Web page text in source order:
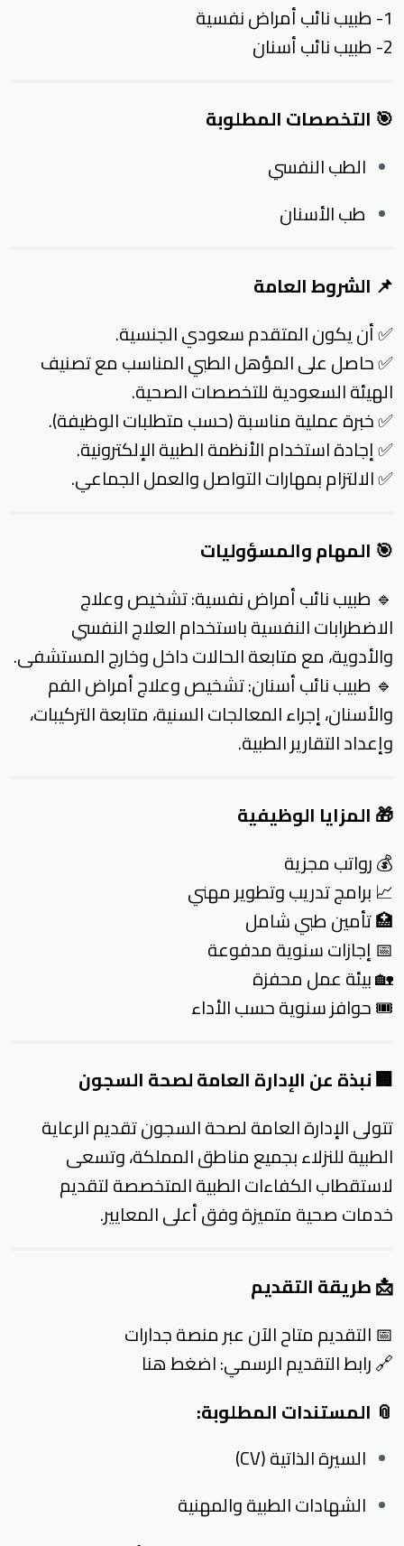
1- طبيب نائب أمراض نفسية
2- طبيب نائب أسنان
🎯 التخصصات المطلوبة
الطب النفسي
طب الأسنان
📌 الشروط العامة
✅ أن يكون المتقدم سعودي الجنسية.
✅ حاصل على المؤهل الطبي المناسب مع تصنيف
الهيئة السعودية للتخصصات الصحية.
✅ خبرة عملية مناسبة (حسب متطلبات الوظيفة).
✅ إجادة استخدام الأنظمة الطبية الإلكترونية.
✅ الالتزام بمهارات التواصل والعمل الجماعي.
🎯 المهام والمسؤوليات
🔹 طبيب نائب أمراض نفسية:تشخيص وعلاج
الاضطرابات النفسية باستخدام العلاج النفسي
والأدوية، مع متابعة الحالات داخل وخارج المستشفى.
🔹 طبيب نائب أسنان:تشخيص وعلاج أمراض الفم
والأسنان، إجراء المعالجات السنية، متابعة التركيبات،
وإعداد التقارير الطبية.
🎁 المزايا الوظيفية
💰 رواتب مجزية
📈 برامج تدريب وتطوير مهني
🏥 تأمين طبي شامل
📅 إجازات سنوية مدفوعة
🏡 بيئة عمل محفزة
🎟 حوافز سنوية حسب الأداء
🏢 نبذة عن الإدارة العامة لصحة السجون
تتولى الإدارة العامة لصحة السجون تقديم الرعاية
الطبية للنزلاء بجميع مناطق المملكة، وتسعى
لاستقطاب الكفاءات الطبية المتخصصة لتقديم
خدمات صحية متميزة وفق أعلى المعايير.
📩 طريقة التقديم
📅 التقديم متاح الآن عبر منصة جدارات
🔗 رابط التقديم الرسمي:اضغط هنا
📎 المستندات المطلوبة:
السيرة الذاتية (CV)
الشهادات الطبية والمهنية